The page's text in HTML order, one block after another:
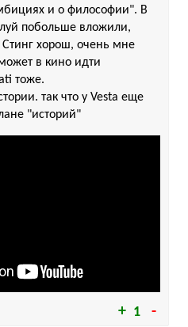
1
и о философии". В
побольше вложили,
хорош, очень мне
в кино идти
тоже.
так что у Vesta еще
"историй"